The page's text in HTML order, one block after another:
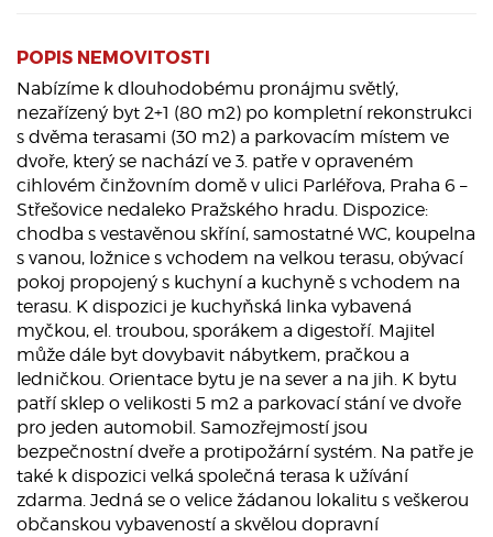
POPIS NEMOVITOSTI
Nabízíme k dlouhodobému pronájmu světlý,
nezařízený byt 2+1 (80 m2) po kompletní rekonstrukci
s dvěma terasami (30 m2) a parkovacím místem ve
dvoře, který se nachází ve 3. patře v opraveném
cihlovém činžovním domě v ulici Parléřova, Praha 6 –
Střešovice nedaleko Pražského hradu. Dispozice:
chodba s vestavěnou skříní, samostatné WC, koupelna
s vanou, ložnice s vchodem na velkou terasu, obývací
pokoj propojený s kuchyní a kuchyně s vchodem na
terasu. K dispozici je kuchyňská linka vybavená
myčkou, el. troubou, sporákem a digestoří. Majitel
může dále byt dovybavit nábytkem, pračkou a
ledničkou. Orientace bytu je na sever a na jih. K bytu
patří sklep o velikosti 5 m2 a parkovací stání ve dvoře
pro jeden automobil. Samozřejmostí jsou
bezpečnostní dveře a protipožární systém. Na patře je
také k dispozici velká společná terasa k užívání
zdarma. Jedná se o velice žádanou lokalitu s veškerou
občanskou vybaveností a skvělou dopravní